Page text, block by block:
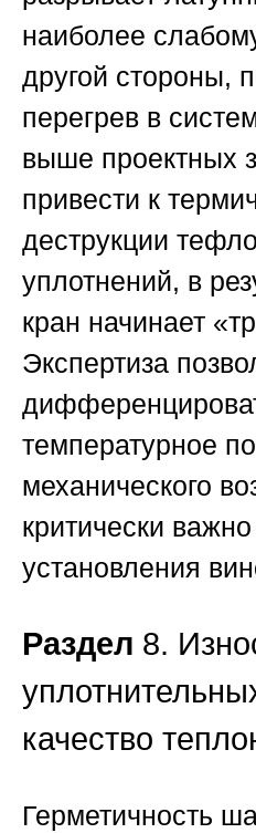
наиболее
другой стороны,
перегрев в
выше проектных
привести к
деструкции
уплотнений, в
кран начинает
Экспертиза
температурное
механического
критически
установления
Раздел 8.
качество
Герметичность